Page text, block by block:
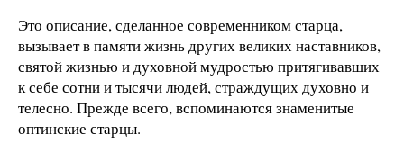
Это описание, сделанное современником старца,
вызывает в памяти жизнь других великих наставников,
святой жизнью и духовной мудростью притягивавших
к себе сотни и тысячи людей, страждущих духовно и
телесно. Прежде всего, вспоминаются знаменитые
оптинские старцы.